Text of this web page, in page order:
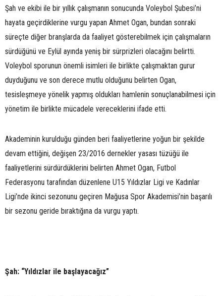
Şah ve ekibi ile bir yıllık çalışmanın sonucunda Voleybol Şubesi’ni
hayata geçirdiklerine vurgu yapan Ahmet Ogan, bundan sonraki
süreçte diğer branşlarda da faaliyet gösterebilmek için çalışmaların
sürdüğünü ve Eylül ayında yeniş bir sürprizleri olacağını belirtti.
Voleybol sporunun önemli isimleri ile birlikte çalışmaktan gurur
duyduğunu ve son derece mutlu olduğunu belirten Ogan,
tesisleşmeye yönelik yapmış oldukları hamlenin sonuçlanabilmesi için
yönetim ile birlikte mücadele vereceklerini ifade etti.
Akademinin kurulduğu günden beri faaliyetlerine yoğun bir şekilde
devam ettiğini, değişen 23/2016 dernekler yasası tüzüğü ile
faaliyetlerini sürdürdüklerini belirten Ahmet Ogan, Futbol
Federasyonu tarafından düzenlene U15 Yıldızlar Ligi ve Kadınlar
Ligi’nde ikinci sezonunu geçiren Mağusa Spor Akademisi’nin başarılı
bir sezonu geride bıraktığına da vurgu yaptı.
Şah: “Yıldızlar ile başlayacağız”